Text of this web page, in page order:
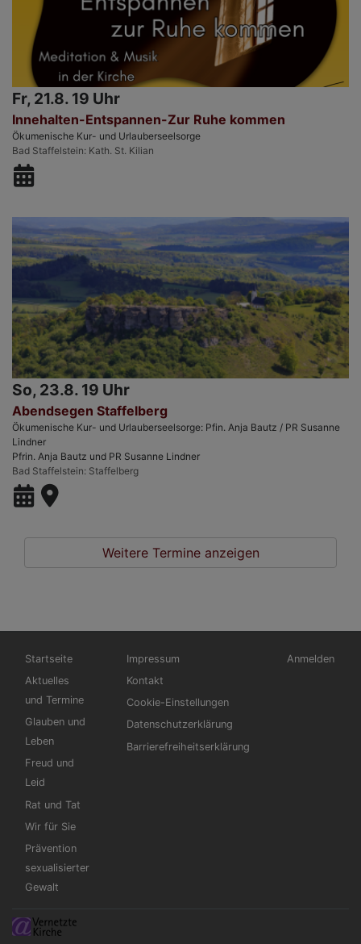
Fr, 21.8. 19 Uhr
Innehalten-Entspannen-Zur Ruhe kommen
Ökumenische Kur- und Urlauberseelsorge
Bad Staffelstein Kath. St. Kilian
So, 23.8. 19 Uhr
Abendsegen Staffelberg
Ökumenische Kur- und Urlauberseelsorge: Pfin. Anja Bautz / PR Susanne
Lindner
Pfrin. Anja Bautz und PR Susanne Lindner
Bad Staffelstein Staffelberg
Weitere Termine anzeigen
Hauptnavigation
Startseite
Aktuelles
und Termine
Glauben und
Leben
Freud und
Leid
Rat und Tat
Wir für Sie
Prävention
sexualisierter
Gewalt
Fußbereichsmenü
Impressum
Kontakt
Cookie-Einstellungen
Datenschutzerklärung
Barrierefreiheitserklärung
Anmelden